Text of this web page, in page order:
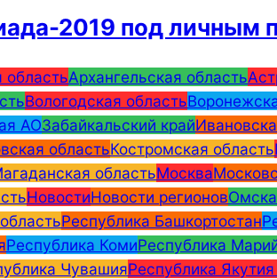
2019 под личным
областьАрхангельская область
Вологодская область
АОЗабайкальский край
областьКостромская область
областьМосква
НовостиНовости регионов
Республика Башкортостан
Республика КомиРеспублика
ЧувашияРеспублика